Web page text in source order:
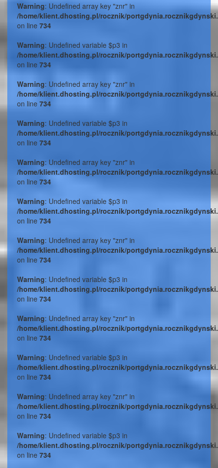
Warning: Undefined array key "znr" in
/home/klient.dhosting.pl/rocznik/
on line 734
Warning: Undefined variable $p3 in
/home/klient.dhosting.pl/rocznik/
on line 734
Warning: Undefined array key "znr" in
/home/klient.dhosting.pl/rocznik/
on line 734
Warning: Undefined variable $p3 in
/home/klient.dhosting.pl/rocznik/
on line 734
Warning: Undefined array key "znr" in
/home/klient.dhosting.pl/rocznik/
on line 734
Warning: Undefined variable $p3 in
/home/klient.dhosting.pl/rocznik/
on line 734
Warning: Undefined array key "znr" in
/home/klient.dhosting.pl/rocznik/
on line 734
Warning: Undefined variable $p3 in
/home/klient.dhosting.pl/rocznik/
on line 734
Warning: Undefined array key "znr" in
/home/klient.dhosting.pl/rocznik/
on line 734
Warning: Undefined variable $p3 in
/home/klient.dhosting.pl/rocznik/
on line 734
Warning: Undefined array key "znr" in
/home/klient.dhosting.pl/rocznik/
on line 734
Warning: Undefined variable $p3 in
/home/klient.dhosting.pl/rocznik/
on line 734